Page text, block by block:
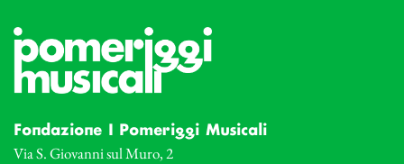
Fondazione I Pomeriggi Musicali
Via S. Giovanni sul Muro, 2